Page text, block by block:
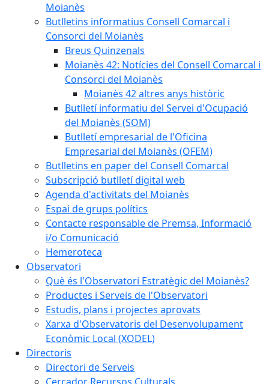
Moianès
Butlletins informatius Consell Comarcal i
Consorci del Moianès
Breus Quinzenals
Moianès 42: Notícies del Consell Comarcal i
Consorci del Moianès
Moianès 42 altres anys històric
Butlletí informatiu del Servei d'Ocupació
del Moianès (SOM)
Butlletí empresarial de l'Oficina
Empresarial del Moianès (OFEM)
Butlletins en paper del Consell Comarcal
Subscripció butlletí digital web
Agenda d'activitats del Moianès
Espai de grups polítics
Contacte responsable de Premsa, Informació
i/o Comunicació
Hemeroteca
Observatori
Què és l'Observatori Estratègic del Moianès?
Productes i Serveis de l'Observatori
Estudis, plans i projectes aprovats
Xarxa d'Observatoris del Desenvolupament
Econòmic Local (XODEL)
Directoris
Directori de Serveis